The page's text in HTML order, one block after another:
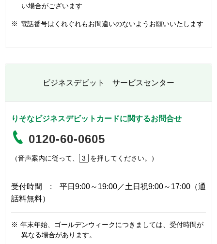
い場合がございます
※ 電話番号はくれぐれもお間違いのないようお願いいたします
ビジネスデビット サービスセンター
りそなビジネスデビットカードに関するお問合せ
0120-60-0605
（音声案内に従って、 3 を押してください。）
受付時間 : 平日9:00～19:00／土日祝9:00～17:00（通
話料無料）
※ 年末年始、ゴールデンウィークにつきましては、受付時間が
異なる場合があります。